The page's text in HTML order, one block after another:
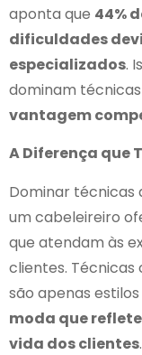
aponta que 44%
dificuldades
especializados.
dominam
vantagem
A Diferença que
Dominar técnicas
um cabeleireiro
que atendam às
clientes. Técnicas
são apenas
moda que
vida dos clientes.